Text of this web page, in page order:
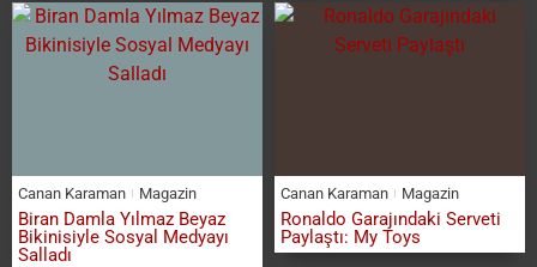
Canan Karaman Magazin
Biran Damla Yılmaz Beyaz
Bikinisiyle Sosyal Medyayı
Salladı
Canan Karaman Magazin
Ronaldo Garajındaki Serveti
Paylaştı: My Toys